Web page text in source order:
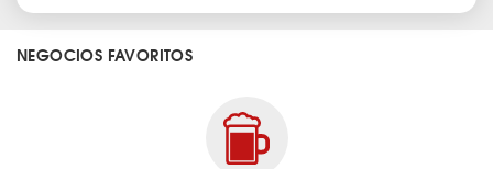
NEGOCIOS FAVORITOS